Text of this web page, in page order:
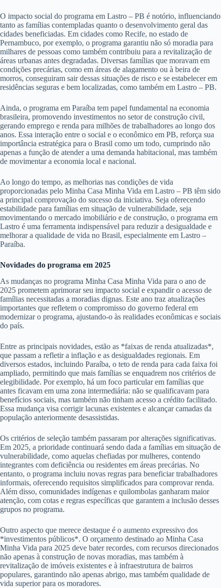
O impacto social do programa em Lastro – PB é notório, influenciando
tanto as famílias contempladas quanto o desenvolvimento geral das
cidades beneficiadas. Em cidades como Recife, no estado de
Pernambuco, por exemplo, o programa garantiu não só moradia para
milhares de pessoas como também contribuiu para a revitalização de
áreas urbanas antes degradadas. Diversas famílias que moravam em
condições precárias, como em áreas de alagamento ou à beira de
morros, conseguiram sair dessas situações de risco e se estabelecer em
residências seguras e bem localizadas, como também em Lastro – PB.
Ainda, o programa em Paraíba tem papel fundamental na economia
brasileira, promovendo investimentos no setor de construção civil,
gerando emprego e renda para milhões de trabalhadores ao longo dos
anos. Essa interação entre o social e o econômico em PB, reforça sua
importância estratégica para o Brasil como um todo, cumprindo não
apenas a função de atender a uma demanda habitacional, mas também
de movimentar a economia local e nacional.
Ao longo do tempo, as melhorias nas condições de vida
proporcionadas pelo Minha Casa Minha Vida em Lastro – PB têm sido
a principal comprovação do sucesso da iniciativa. Seja oferecendo
estabilidade para famílias em situação de vulnerabilidade, seja
movimentando o mercado imobiliário e de construção, o programa em
Lastro é uma ferramenta indispensável para reduzir a desigualdade e
melhorar a qualidade de vida no Brasil, especialmente em Lastro –
Paraíba.
Novidades do programa em 2025
As mudanças no programa Minha Casa Minha Vida para o ano de
2025 prometem aprimorar seu impacto social e expandir o acesso de
famílias necessitadas a moradias dignas. Este ano traz atualizações
importantes que refletem o compromisso do governo federal em
modernizar o programa, ajustando-o às realidades econômicas e sociais
do país.
Entre as principais novidades, estão as *faixas de renda atualizadas*,
que passam a refletir a inflação e as desigualdades regionais. Em
diversos estados, incluindo Paraíba, o teto de renda para cada faixa foi
ampliado, permitindo que mais famílias se enquadrem nos critérios de
elegibilidade. Por exemplo, há um foco particular em famílias que
antes ficavam em uma zona intermediária: não se qualificavam para
benefícios sociais, mas também não tinham acesso a crédito facilitado.
Essa mudança visa corrigir lacunas existentes e alcançar camadas da
população anteriormente desassistidas.
Os critérios de seleção também passaram por alterações significativas.
Em 2025, a prioridade continuará sendo dada a famílias em situação de
vulnerabilidade, como aquelas chefiadas por mulheres, contendo
integrantes com deficiência ou residentes em áreas precárias. No
entanto, o programa incluiu novas regras para beneficiar trabalhadores
informais, oferecendo requisitos simplificados para comprovar renda.
Além disso, comunidades indígenas e quilombolas ganharam maior
atenção, com cotas e regras específicas que garantem a inclusão desses
grupos no programa.
Outro aspecto que merece destaque é o aumento expressivo dos
*investimentos públicos*. O orçamento destinado ao Minha Casa
Minha Vida para 2025 deve bater recordes, com recursos direcionados
não apenas à construção de novas moradias, mas também à
revitalização de imóveis existentes e à infraestrutura de bairros
populares, garantindo não apenas abrigo, mas também qualidade de
vida superior para os moradores.